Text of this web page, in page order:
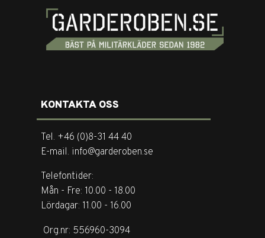
KONTAKTA OSS
Tel. +46 (0)8-31 44 40
E-mail. info@garderoben.se
Telefontider:
Mån - Fre: 10.00 - 18.00
Lördagar: 11.00 - 16.00
Org.nr: 556960-3094